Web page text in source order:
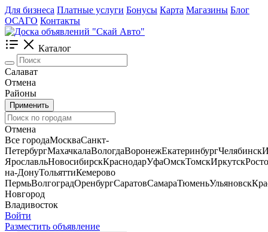
Для бизнеса Платные услуги Бонусы Карта Магазины Блог
ОСАГО Контакты
Каталог
Салават
Отмена
Районы
Применить
Отмена
Все городаМоскваСанкт-
ПетербургМахачкалаВологдаВоронежЕкатеринбургЧелябинск
ЯрославльНовосибирскКраснодарУфаОмскТомскИркутск
на-ДонуТольяттиКемерово
ПермьВолгоградОренбургСаратовСамараТюменьУльяновск
Новгород
Владивосток
Войти
Разместить объявление